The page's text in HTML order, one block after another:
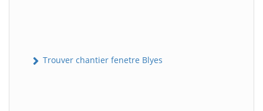
Trouver chantier fenetre Blyes